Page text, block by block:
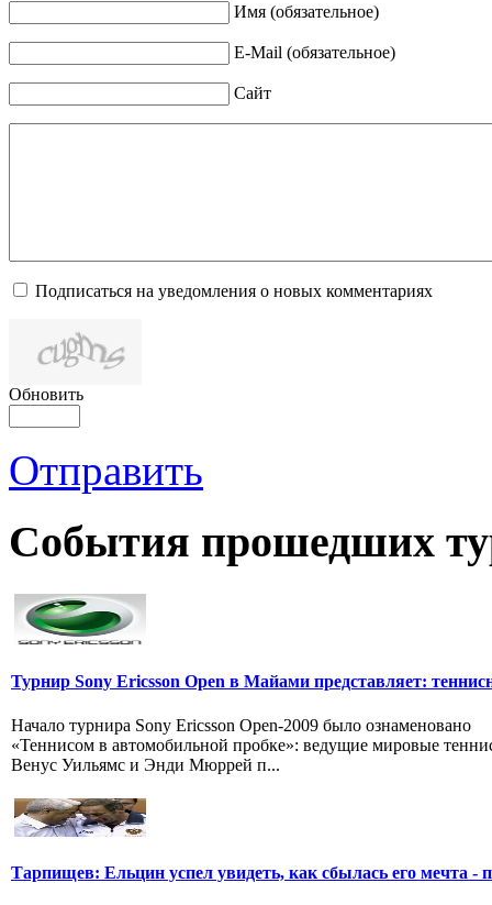
Имя (обязательное)
E-Mail (обязательное)
Сайт
Подписаться на уведомления о новых комментариях
Обновить
Отправить
События прошедших
Турнир Sony Ericsson Open в Майами представляет:
Начало турнира Sony Ericsson Open-2009 было ознаменовано
«Теннисом в автомобильной пробке»: ведущие мировые
Венус Уильямс и Энди Мюррей п...
Тарпищев: Ельцин успел увидеть, как сбылась его мечта -